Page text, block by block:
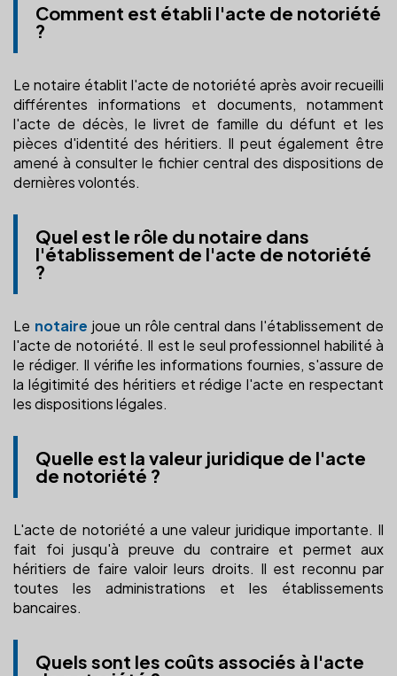
Comment est établi l'acte de notoriété
?
Le notaire établit l'acte de notoriété après avoir recueilli
différentes informations et documents, notamment
l'acte de décès, le livret de famille du défunt et les
pièces d'identité des héritiers. Il peut également être
amené à consulter le fichier central des dispositions de
dernières volontés.
Quel est le rôle du notaire dans
l'établissement de l'acte de notoriété
?
Le notaire joue un rôle central dans l'établissement de
l'acte de notoriété. Il est le seul professionnel habilité à
le rédiger. Il vérifie les informations fournies, s'assure de
la légitimité des héritiers et rédige l'acte en respectant
les dispositions légales.
Quelle est la valeur juridique de l'acte
de notoriété ?
L'acte de notoriété a une valeur juridique importante. Il
fait foi jusqu'à preuve du contraire et permet aux
héritiers de faire valoir leurs droits. Il est reconnu par
toutes les administrations et les établissements
bancaires.
Quels sont les coûts associés à l'acte